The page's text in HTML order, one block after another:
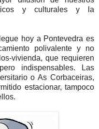
y culturales y la
hoy a Pontevedra es
polivalente y no
vivienda, que requieren
indispensables. Las
o As Corbaceiras,
estacionar, tampoco